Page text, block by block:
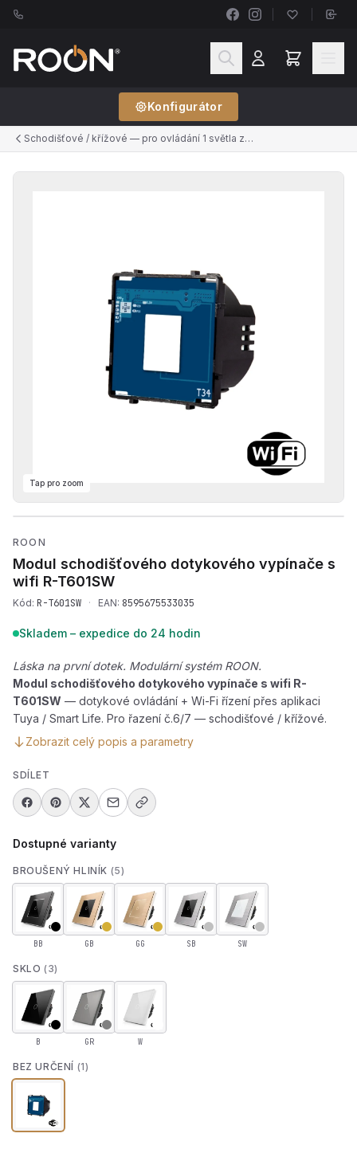
Konfigurátor
Schodišťové / křížové — pro ovládání 1 světla ze 2+ míst (řazení č.6, č.7)
Tap pro zoom
ROON
Modul schodišťového dotykového vypínače s
wifi R-T601SW
Kód: R-T601SW · EAN: 8595675533035
Skladem – expedice do 24 hodin
Láska na první dotek. Modulární systém ROON.
Modul schodišťového dotykového vypínače s wifi R-
T601SW — dotykové ovládání + Wi-Fi řízení přes aplikaci
Tuya / Smart Life. Pro řazení č.6/7 — schodišťové / křížové.
Zobrazit celý popis a parametry
SDÍLET
Dostupné varianty
BROUŠENÝ HLINÍK (5)
BB GB GG SB SW
SKLO (3)
B GR W
BEZ URČENÍ (1)